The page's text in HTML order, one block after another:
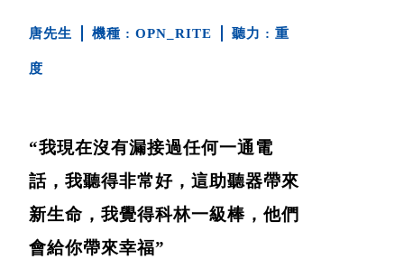
唐先生 OPN_RITE 重
度
“我現在沒有漏接過任何一通電
話，我聽得非常好，這助聽器帶來
新生命，我覺得科林一級棒，他們
會給你帶來幸福”